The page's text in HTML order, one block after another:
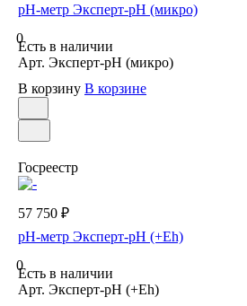
рН-метр Эксперт-рН (микро)
0
Есть в наличии
Арт. Эксперт-рН (микро)
В корзину В корзине
Госреестр
57 750 ₽
рН-метр Эксперт-рН (+Eh)
0
Есть в наличии
Арт. Эксперт-рН (+Eh)